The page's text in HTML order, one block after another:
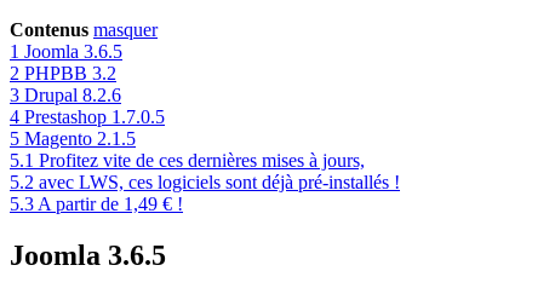
Contenus masquer
1 Joomla 3.6.5
2 PHPBB 3.2
3 Drupal 8.2.6
4 Prestashop 1.7.0.5
5 Magento 2.1.5
5.1 Profitez vite de ces dernières mises à jours,
5.2 avec LWS, ces logiciels sont déjà pré-installés !
5.3 A partir de 1,49 € !
Joomla 3.6.5